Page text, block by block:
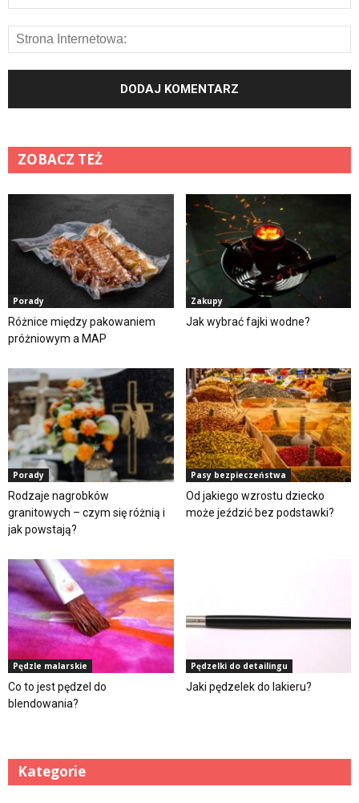
ZOBACZ TEŻ
Porady
Różnice między pakowaniem
próżniowym a MAP
Zakupy
Jak wybrać fajki wodne?
Porady
Rodzaje nagrobków
granitowych – czym się różnią i
jak powstają?
Pasy bezpieczeństwa
Od jakiego wzrostu dziecko
może jeździć bez podstawki?
Pędzle malarskie
Co to jest pędzel do
blendowania?
Pędzelki do detailingu
Jaki pędzelek do lakieru?
Kategorie